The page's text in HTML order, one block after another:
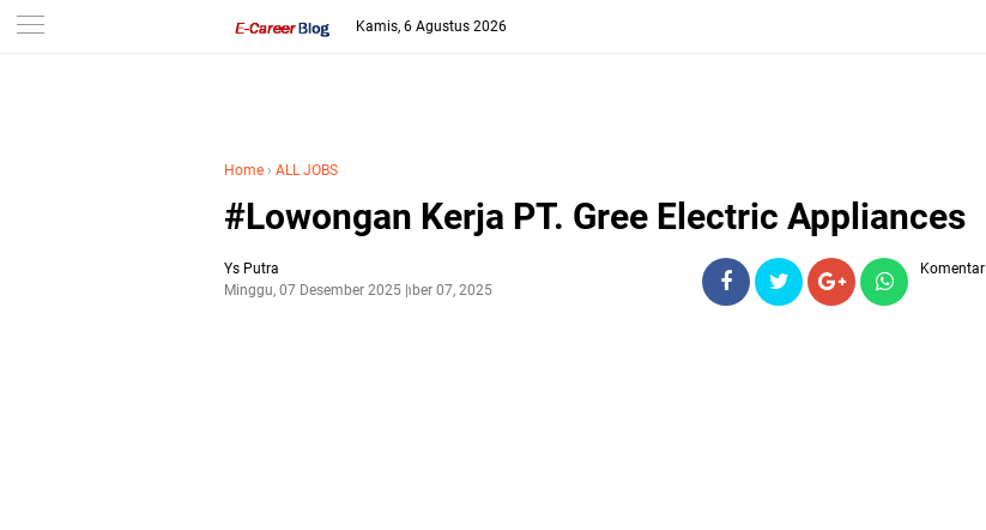
-->
Kamis, 6 Agustus 2026
Home › ALL JOBS
#Lowongan Kerja PT. Gree Electric Appliances
Ys Putra
Minggu, 07 Desember 2025Desember 07, 2025
Komentar